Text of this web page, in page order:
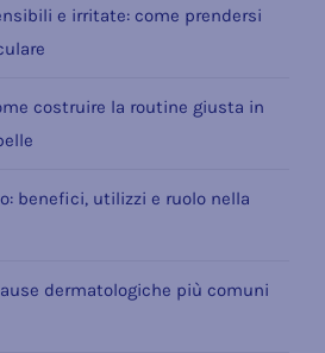
e irritate: come prendersi
costruire la routine giusta in
benefici, utilizzi e ruolo nella
dermatologiche più comuni